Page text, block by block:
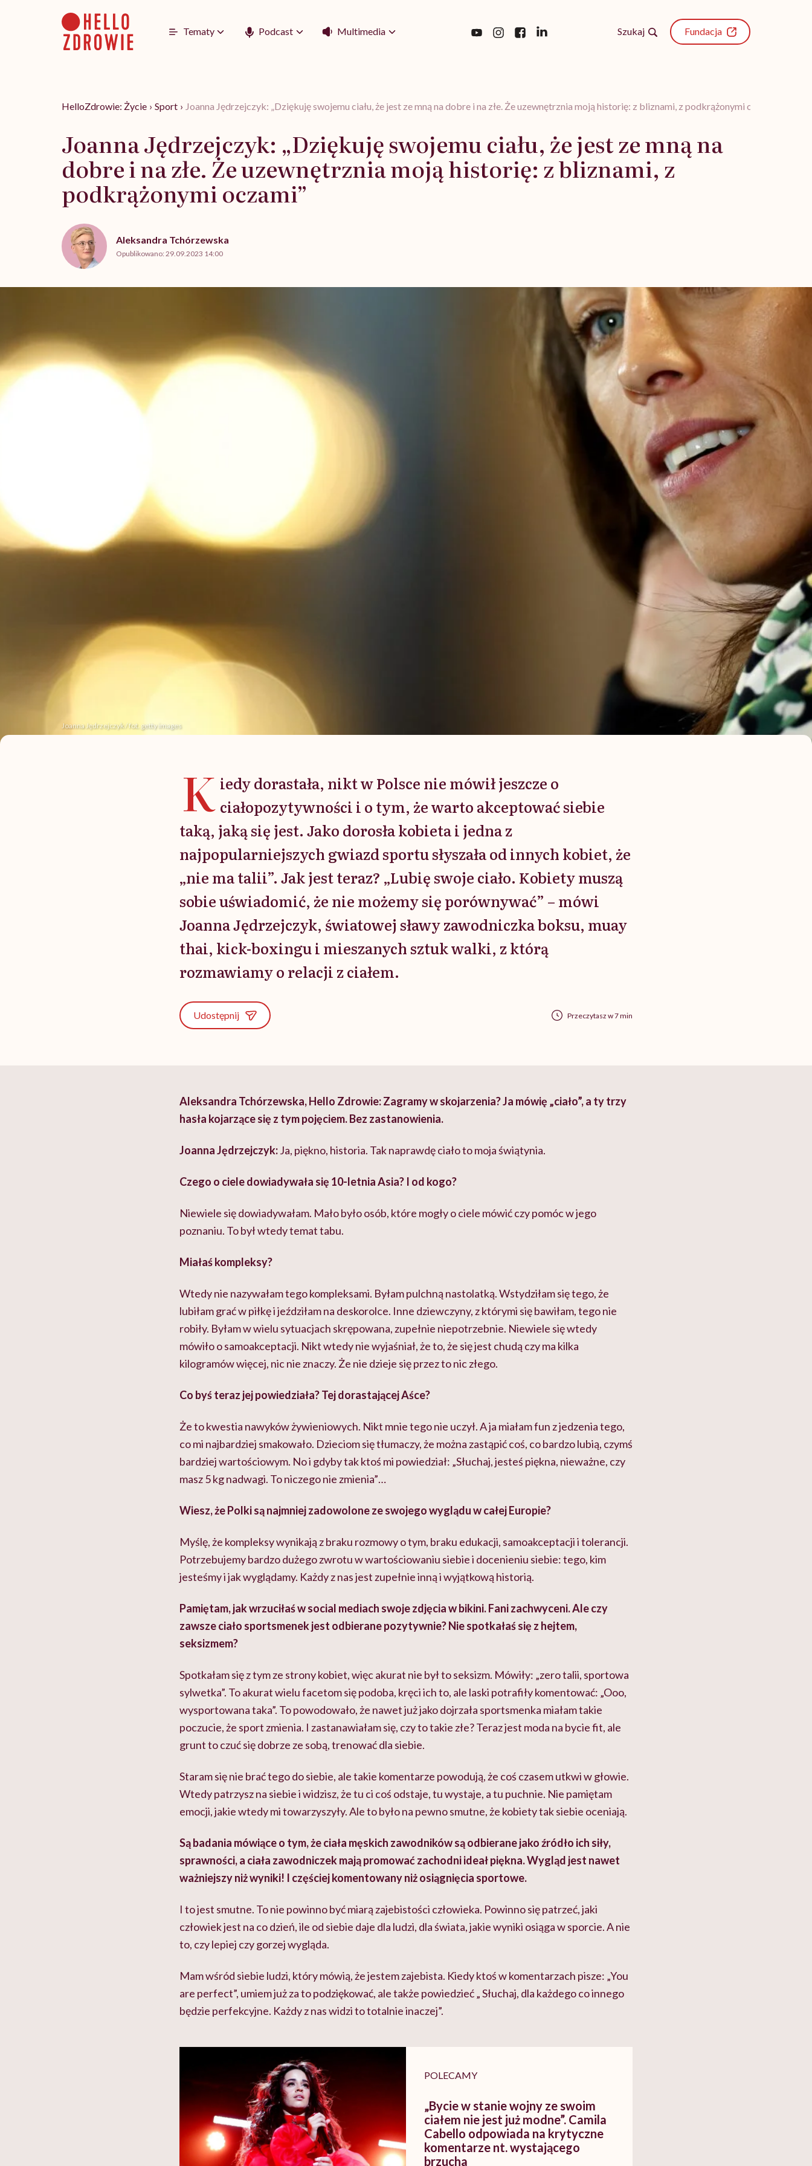
Tematy Podcast Multimedia Szukaj Fundacja
HelloZdrowie: Życie › Sport › Joanna Jędrzejczyk: „Dziękuję swojemu ciału, że jest ze mną na dobre i na złe. Że uzewnętrznia moją historię: z bliznami, z podkrążonymi oczami”
Joanna Jędrzejczyk: „Dziękuję swojemu ciału, że jest ze mną na
dobre i na złe. Że uzewnętrznia moją historię: z bliznami, z
podkrążonymi oczami”
Aleksandra Tchórzewska
Opublikowano:29.09.2023 14:00
Joanna Jędrzejczyk / fot. getty images
K iedy dorastała, nikt w Polsce nie mówił jeszcze o
ciałopozytywności i o tym, że warto akceptować siebie
taką, jaką się jest. Jako dorosła kobieta i jedna z
najpopularniejszych gwiazd sportu słyszała od innych kobiet, że
„nie ma talii”. Jak jest teraz? „Lubię swoje ciało. Kobiety muszą
sobie uświadomić, że nie możemy się porównywać” – mówi
Joanna Jędrzejczyk, światowej sławy zawodniczka boksu, muay
thai, kick-boxingu i mieszanych sztuk walki, z którą
rozmawiamy o relacji z ciałem.
Udostępnij Przeczytasz w 7 min
Aleksandra Tchórzewska, Hello Zdrowie: Zagramy w skojarzenia? Ja mówię „ciało”, a ty trzy
hasła kojarzące się z tym pojęciem. Bez zastanowienia.
Joanna Jędrzejczyk:Ja, piękno, historia. Tak naprawdę ciało to moja świątynia.
Czego o ciele dowiadywała się 10-letnia Asia? I od kogo?
Niewiele się dowiadywałam. Mało było osób, które mogły o ciele mówić czy pomóc w jego
poznaniu. To był wtedy temat tabu.
Miałaś kompleksy?
Wtedy nie nazywałam tego kompleksami. Byłam pulchną nastolatką. Wstydziłam się tego, że
lubiłam grać w piłkę i jeździłam na deskorolce. Inne dziewczyny, z którymi się bawiłam, tego nie
robiły. Byłam w wielu sytuacjach skrępowana, zupełnie niepotrzebnie. Niewiele się wtedy
mówiło o samoakceptacji. Nikt wtedy nie wyjaśniał, że to, że się jest chudą czy ma kilka
kilogramów więcej, nic nie znaczy. Że nie dzieje się przez to nic złego.
Co byś teraz jej powiedziała? Tej dorastającej Aśce?
Że to kwestia nawyków żywieniowych. Nikt mnie tego nie uczył. A ja miałam fun z jedzenia tego,
co mi najbardziej smakowało. Dzieciom się tłumaczy, że można zastąpić coś, co bardzo lubią, czymś
bardziej wartościowym. No i gdyby tak ktoś mi powiedział: „Słuchaj, jesteś piękna, nieważne, czy
masz 5 kg nadwagi. To niczego nie zmienia”…
Wiesz, że Polki są najmniej zadowolone ze swojego wyglądu w całej Europie?
Myślę, że kompleksy wynikają z braku rozmowy o tym, braku edukacji, samoakceptacji i tolerancji.
Potrzebujemy bardzo dużego zwrotu w wartościowaniu siebie i docenieniu siebie: tego, kim
jesteśmy i jak wyglądamy. Każdy z nas jest zupełnie inną i wyjątkową historią.
Pamiętam, jak wrzuciłaś w social mediach swoje zdjęcia w bikini. Fani zachwyceni. Ale czy
zawsze ciało sportsmenek jest odbierane pozytywnie? Nie spotkałaś się z hejtem,
seksizmem?
Spotkałam się z tym ze strony kobiet, więc akurat nie był to seksizm. Mówiły: „zero talii, sportowa
sylwetka”. To akurat wielu facetom się podoba, kręci ich to, ale laski potrafiły komentować: „Ooo,
wysportowana taka”. To powodowało, że nawet już jako dojrzała sportsmenka miałam takie
poczucie, że sport zmienia. I zastanawiałam się, czy to takie złe? Teraz jest moda na bycie fit, ale
grunt to czuć się dobrze ze sobą, trenować dla siebie.
Staram się nie brać tego do siebie, ale takie komentarze powodują, że coś czasem utkwi w głowie.
Wtedy patrzysz na siebie i widzisz, że tu ci coś odstaje, tu wystaje, a tu puchnie. Nie pamiętam
emocji, jakie wtedy mi towarzyszyły. Ale to było na pewno smutne, że kobiety tak siebie oceniają.
Są badania mówiące o tym, że ciała męskich zawodników są odbierane jako źródło ich siły,
sprawności, a ciała zawodniczek mają promować zachodni ideał piękna. Wygląd jest nawet
ważniejszy niż wyniki! I częściej komentowany niż osiągnięcia sportowe.
I to jest smutne. To nie powinno być miarą zajebistości człowieka. Powinno się patrzeć, jaki
człowiek jest na co dzień, ile od siebie daje dla ludzi, dla świata, jakie wyniki osiąga w sporcie. A nie
to, czy lepiej czy gorzej wygląda.
Mam wśród siebie ludzi, który mówią, że jestem zajebista. Kiedy ktoś w komentarzach pisze: „You
are perfect”, umiem już za to podziękować, ale także powiedzieć „ Słuchaj, dla każdego co innego
będzie perfekcyjne. Każdy z nas widzi to totalnie inaczej”.
POLECAMY
„Bycie w stanie wojny ze swoim
ciałem nie jest już modne”. Camila
Cabello odpowiada na krytyczne
komentarze nt. wystającego
brzucha